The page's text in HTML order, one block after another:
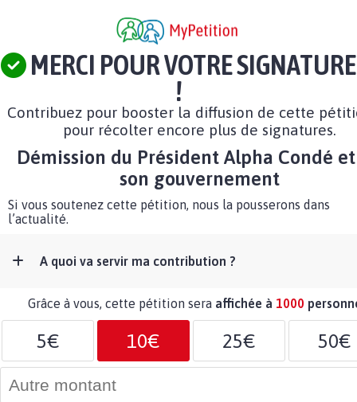
MERCI POUR VOTRE SIGNATURE
!
Contribuez pour booster la diffusion de cette
pour récolter encore plus de signatures.
Démission du Président Alpha Condé
son gouvernement
Si vous soutenez cette pétition, nous la pousserons dans
l’actualité.
A quoi va servir ma contribution ?
Grâce à vous, cette pétition sera affichée à 1000
5€ 10€ 25€ 50€